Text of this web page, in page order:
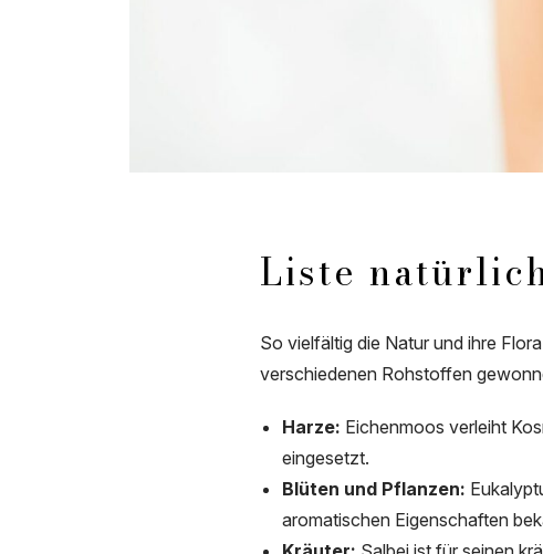
Liste
So vielfältig die Natur und ihre
verschiedenen Rohstoffen
Harze: Eichenmoos verleiht
eingesetzt.
Blüten und Pflanzen:
aromatischen Eigenschaften